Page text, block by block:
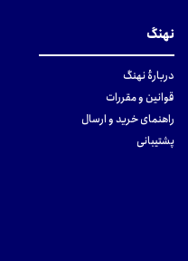
نهنگ
دربارهٔ نهنگ
قوانین و مقررات
راهنمای خرید و ارسال
پشتیبانی